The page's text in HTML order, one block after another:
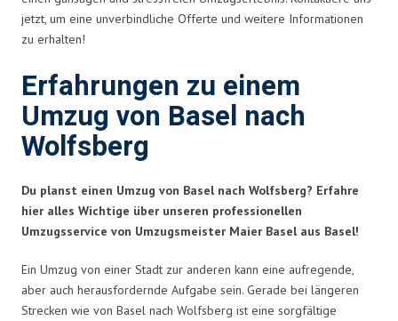
jetzt, um eine unverbindliche Offerte und weitere Informationen
zu erhalten!
Erfahrungen zu einem
Umzug von Basel nach
Wolfsberg
Du planst einen Umzug von Basel nach Wolfsberg? Erfahre
hier alles Wichtige über unseren professionellen
Umzugsservice von Umzugsmeister Maier Basel aus Basel!
Ein Umzug von einer Stadt zur anderen kann eine aufregende,
aber auch herausfordernde Aufgabe sein. Gerade bei längeren
Strecken wie von Basel nach Wolfsberg ist eine sorgfältige